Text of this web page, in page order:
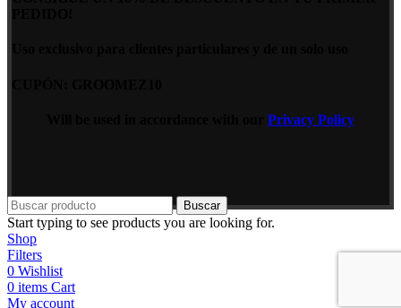
Privacy Policy
Buscar
Start typing to see products you are looking for.
Shop
Filters
0 Wishlist
0 items Cart
My account